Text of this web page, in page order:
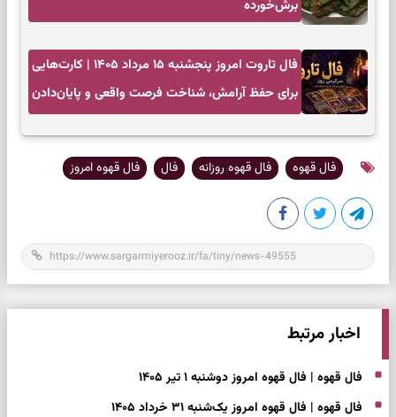
برش‌خورده
فال تاروت امروز پنجشنبه ۱۵ مرداد ۱۴۰۵ | کارت‌هایی
برای حفظ آرامش، شناخت فرصت واقعی و پایان‌دادن
فال قهوه فال قهوه روزانه فال فال قهوه امروز
اخبار مرتبط
فال قهوه | فال قهوه امروز دوشنبه ۱ تیر ۱۴۰۵
فال قهوه | فال قهوه امروز یک‌شنبه ۳۱ خرداد ۱۴۰۵